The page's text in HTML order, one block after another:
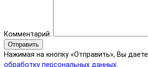
Комментарий:
Отправить
Нажимая на кнопку «Отправить», Вы даете
обработку персональных данных.